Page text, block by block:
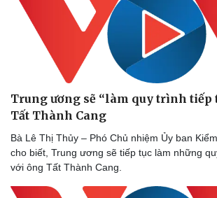
Ăn sạch sống khỏe
Trung ương sẽ “làm quy trình tiếp
Tất Thành Cang
Bà Lê Thị Thủy – Phó Chủ nhiệm Ủy ban
cho biết, Trung ương sẽ tiếp tục làm những
với ông Tất Thành Cang.